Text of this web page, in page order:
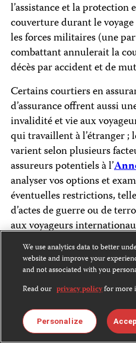
l’assistance et la protection
couverture durant le
les forces militaires (une
combattant annulerait la
décès par accident et de
Certains courtiers en
d’assurance offrent aussi
invalidité et vie aux
qui travaillent à l’étranger ;
varient selon plusieurs
assureurs potentiels à l’
analyser vos options et
éventuelles restrictions,
d’actes de guerre ou de
aux voyageurs
couvre les changements
d’urgence et le
décès. Ne pas perdre de
blessures à long terme ou
risques telle que
s’avérer prohibitive, et
We use analytics data to better
website and improve your
and not associated with you
Read our privacy policyfor more
Personalize